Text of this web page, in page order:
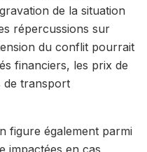
de la situation
répercussions sur
du conflit pourrait
financiers, les prix de
de transport
figure également parmi
impactées en cas